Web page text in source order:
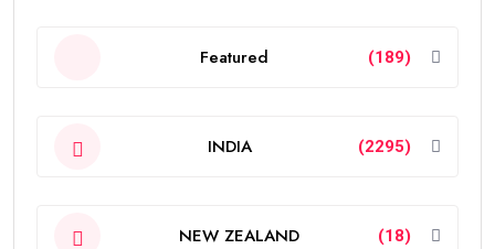
Featured (189)
INDIA (2295)
NEW ZEALAND (18)